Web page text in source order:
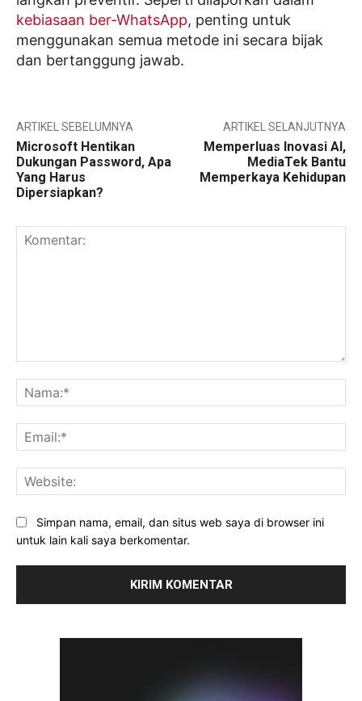
kebiasaan ber-WhatsApp, penting untuk
menggunakan semua metode ini secara bijak
dan bertanggung jawab.
ARTIKEL SEBELUMNYA
Microsoft Hentikan
Dukungan Password, Apa
Yang Harus
Dipersiapkan?
ARTIKEL SELANJUTNYA
Memperluas Inovasi AI,
MediaTek Bantu
Memperkaya Kehidupan
Simpan nama, email, dan situs web saya di browser ini
untuk lain kali saya berkomentar.